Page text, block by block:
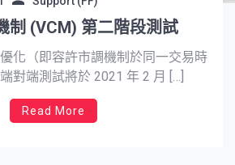
制 (VCM) 第二階段測試
化（即容許市調機制於同一交易時
對端測試將於 2021 年 2 月 […]
Read More